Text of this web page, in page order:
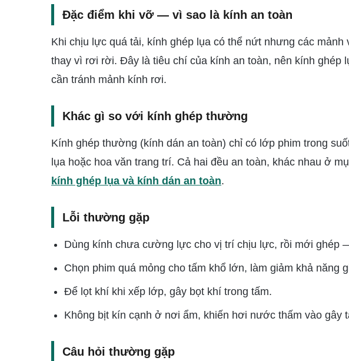
Đặc điểm khi vỡ — vì sao là kính an toàn
Khi chịu lực quá tải, kính ghép lụa có thể nứt nhưng các
thay vì rơi rời. Đây là tiêu chí của kính an toàn, nên kính
cần tránh mảnh kính rơi.
Khác gì so với kính ghép thường
Kính ghép thường (kính dán an toàn) chỉ có lớp phim trong
lụa hoặc hoa văn trang trí. Cả hai đều an toàn, khác nhau ở
kính ghép lụa và kính dán an toàn.
Lỗi thường gặp
Dùng kính chưa cường lực cho vị trí chịu lực, rồi mới ghép
Chọn phim quá mỏng cho tấm khổ lớn, làm giảm khả năng
Để lọt khí khi xếp lớp, gây bọt khí trong tấm.
Không bịt kín cạnh ở nơi ẩm, khiến hơi nước thấm vào gây
Câu hỏi thường gặp